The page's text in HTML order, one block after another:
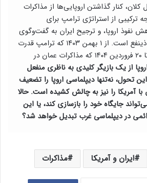
کنار گذاشتن اروپایی‌ها از مذاکرات
ترکیبی از استراتژی ترامپ برای
نفوذ اروپا، و ترجیح ایران به گفت‌وگوی
بدون واسطه های ذینفع است. از ۱ بهمن ۱۴۰۳ که ترامپ قدرت
را به دست گرفت تا ۲۰ فروردین ۱۴۰۴ که مذاکرات عمان در
از یک بازیگر کلیدی به ناظری منفعل
تحول، نه‌تنها دیپلماسی اروپا را تضعیف
با آمریکا را نیز به چالش کشیده است. حالا
جایگاه خود را بازسازی کند، یا این
در دیپلماسی غرب تبدیل خواهد شد؟
ایران و آمریکا مذاکرات